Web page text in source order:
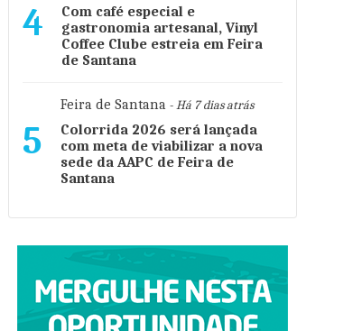
4
Com café especial e
gastronomia artesanal, Vinyl
Coffee Clube estreia em Feira
de Santana
5
Feira de Santana - Há 7 dias atrás
Colorrida 2026 será lançada
com meta de viabilizar a nova
sede da AAPC de Feira de
Santana